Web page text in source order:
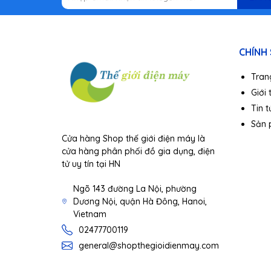
Thiết kế linh hoạt,
Bộ kìm đa năng Nextool KT5024
các dụng cụ khác trong một thân máy. Bộ
Cửa hàng Shop thế giới điện máy là
cửa hàng phân phối đồ gia dụng, điện
tử uy tín tại HN
Ngõ 143 đường La Nội, phường
Dương Nội, quận Hà Đông, Hanoi,
Vietnam
02477700119
general@shopthegioidienmay.com
CHÍNH
Giới
Tin
Sản